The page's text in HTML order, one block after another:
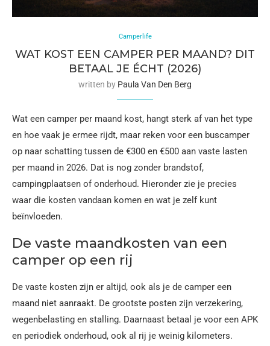
Camperlife
WAT KOST EEN CAMPER PER MAAND? DIT
BETAAL JE ÉCHT (2026)
written by Paula Van Den Berg
Wat een camper per maand kost, hangt sterk af van het type
en hoe vaak je ermee rijdt, maar reken voor een buscamper
op naar schatting tussen de €300 en €500 aan vaste lasten
per maand in 2026. Dat is nog zonder brandstof,
campingplaatsen of onderhoud. Hieronder zie je precies
waar die kosten vandaan komen en wat je zelf kunt
beïnvloeden.
De vaste maandkosten van een
camper op een rij
De vaste kosten zijn er altijd, ook als je de camper een
maand niet aanraakt. De grootste posten zijn verzekering,
wegenbelasting en stalling. Daarnaast betaal je voor een APK
en periodiek onderhoud, ook al rij je weinig kilometers.